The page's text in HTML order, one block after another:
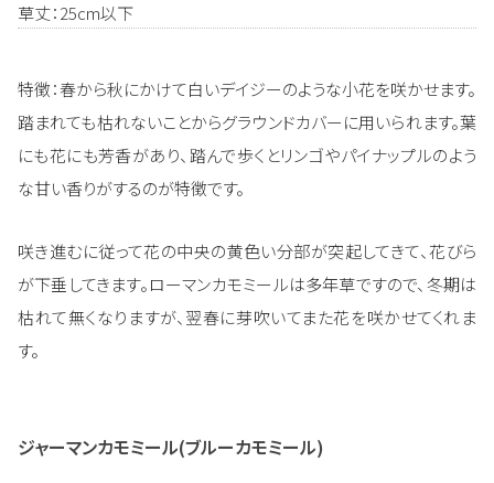
草丈：25cm以下
特徴：春から秋にかけて白いデイジーのような小花を咲かせます。
踏まれても枯れないことからグラウンドカバーに用いられます。葉
にも花にも芳香があり、踏んで歩くとリンゴやパイナップルのよう
な甘い香りがするのが特徴です。
咲き進むに従って花の中央の黄色い分部が突起してきて、花びら
が下垂してきます。ローマンカモミールは多年草ですので、冬期は
枯れて無くなりますが、翌春に芽吹いてまた花を咲かせてくれま
す。
ジャーマンカモミール(ブルーカモミール)